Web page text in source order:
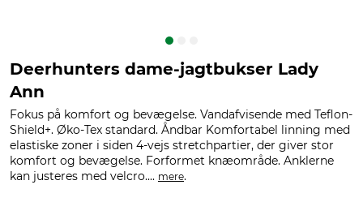
Deerhunters dame-jagtbukser Lady
Ann
Fokus på komfort og bevægelse. Vandafvisende med Teflon-
Shield+. Øko-Tex standard. Åndbar Komfortabel linning med
elastiske zoner i siden 4-vejs stretchpartier, der giver stor
komfort og bevægelse. Forformet knæområde. Anklerne
kan justeres med velcro.... mere.